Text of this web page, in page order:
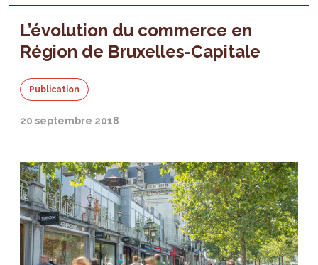
L’évolution du commerce en
Région de Bruxelles-Capitale
Publication
20 septembre 2018